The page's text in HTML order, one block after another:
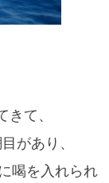
て、
があり、
喝を入れられ